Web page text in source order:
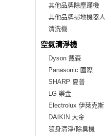
其他品牌除塵蹣機
其他品牌掃地機器人
清洗機
空氣清淨機
Dyson 戴森
Panasonic 國際
SHARP 夏普
LG 樂金
Electrolux 伊萊克斯
DAIKIN 大金
隨身清淨/除臭機